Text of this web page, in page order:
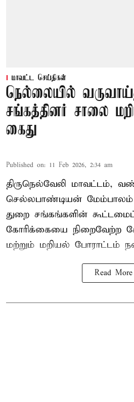
மாவட்ட செய்திகள்
நெல்லையில்
சங்கத்தினர் சாலை
கைது
Published on: 11 Feb 2026, 2:34 am
திருநெல்வேலி மாவட்டம்,
செல்லபாண்டியன் மேம்பாலம்
துறை சங்கங்களின்
கோரிக்கையை நிறைவேற்ற
மற்றும் மறியல் போராட்டம்
Read More